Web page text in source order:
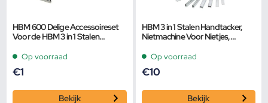
HBM 600 Delige Accessoireset
Voor de HBM 3 in 1 Stalen
Nietjes, Krammen
Op voorraad
€1
Bekijk
HBM 3 in 1 Stalen Handtacker,
Nietmachine Voor Nietjes,
Op voorraad
€10
Bekijk